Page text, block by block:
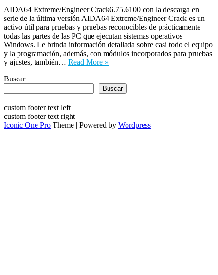
AIDA64 Extreme/Engineer Crack6.75.6100 con la descarga en
serie de la última versión AIDA64 Extreme/Engineer Crack es un
activo útil para pruebas y pruebas reconocibles de prácticamente
todas las partes de las PC que ejecutan sistemas operativos
Windows. Le brinda información detallada sobre casi todo el equipo
y la programación, además, con módulos incorporados para pruebas
y ajustes, también… Read More »
Buscar
Buscar
custom footer text left
custom footer text right
Iconic One Pro Theme | Powered by Wordpress